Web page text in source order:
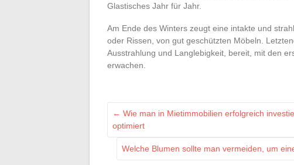
Glastisches Jahr für Jahr.
Am Ende des Winters zeugt eine intakte und
oder Rissen, von gut geschützten Möbeln.
Ausstrahlung und Langlebigkeit, bereit, mit den
erwachen.
← Wie man in Mietimmobilien erfolgreich
optimiert
Welche Blumen sollte man vermeiden, um